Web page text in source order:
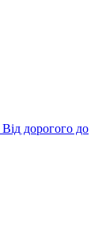
Від дорогого до